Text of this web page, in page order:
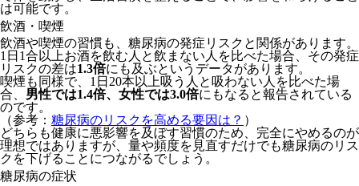
は可能です。
飲酒・喫煙
飲酒や喫煙の習慣も、糖尿病の発症リスクと関係があります。
1日1合以上お酒を飲む人と飲まない人を比べた場合、その発症
リスクの差は1.3倍にも及ぶというデータがあります。
喫煙も同様で、1日20本以上吸う人と吸わない人を比べた場
合、 男性では1.4倍、女性では3.0倍にもなると報告されている
のです。
（参考： 糖尿病のリスクを高める要因は？ ）
どちらも健康に悪影響を及ぼす習慣のため、完全にやめるのが
理想ではありますが、量や頻度を見直すだけでも糖尿病のリス
クを下げることにつながるでしょう。
糖尿病の症状